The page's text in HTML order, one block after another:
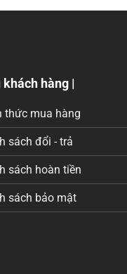
khách hàng |
thức mua hàng
sách đổi - trả
sách hoàn tiền
sách bảo mật